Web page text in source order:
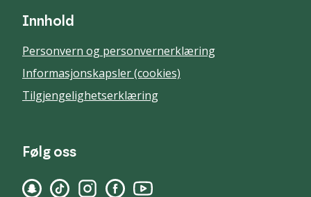
Innhold
Personvern og personvernerklæring
Informasjonskapsler (cookies)
Tilgjengelighetserklæring
Følg oss